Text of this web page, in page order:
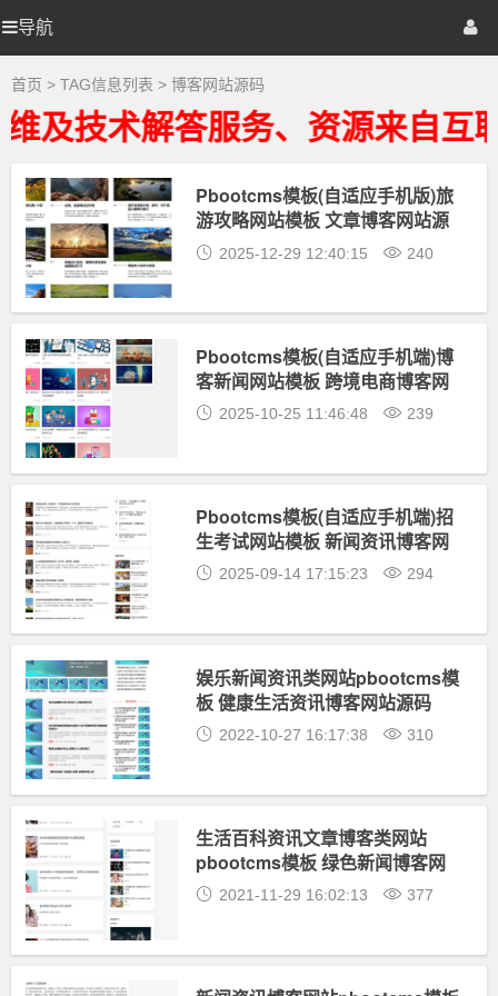
导航
站
源
大
全
客
网
站
源
码
相
关
最
资
源
下
载
优
选
源
棋牌源码 建站资源
首页 > TAG信息列表 > 博客网站源码
及技术解答服务、资源来自互
Pbootcms模板(自适应手机版)旅
游攻略网站模板 文章博客网站源
码- 带评论功能
2025-12-29 12:40:15 240
Pbootcms模板(自适应手机端)博
客新闻网站模板 跨境电商博客网
站源码
2025-10-25 11:46:48 239
Pbootcms模板(自适应手机端)招
生考试网站模板 新闻资讯博客网
站源码
2025-09-14 17:15:23 294
娱乐新闻资讯类网站pbootcms模
板 健康生活资讯博客网站源码
2022-10-27 16:17:38 310
生活百科资讯文章博客类网站
pbootcms模板 绿色新闻博客网
站源码
2021-11-29 16:02:13 377